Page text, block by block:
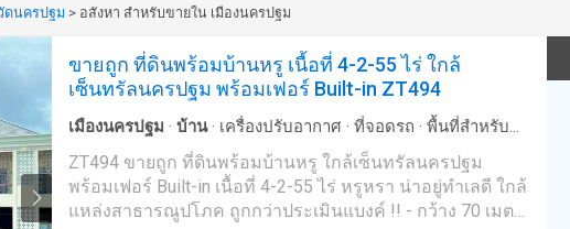
ดนครปฐม > อสังหา สำหรับขายใน เมืองนครปฐม
ขายถูก ที่ดินพร้อมบ้านหรู เนื้อที่ 4-2-55 ไร่ ใกล้
เซ็นทรัลนครปฐม พร้อมเฟอร์ Built-in ZT494
เมืองนครปฐม · บ้าน · เครื่องปรับอากาศ · ที่จอดรถ · พื้นที่สำหรับ
เด็ก·สวน เตาย่าง· ยิม· ยาม สระว่ายน้ำ
ZT494 ขายถูก ที่ดินพร้อมบ้านหรู ใกล้เซ็นทรัลนครปฐม
พร้อมเฟอร์ Built-in เนื้อที่ 4-2-55 ไร่ หรูหรา น่าอยู่ทำเลดี ใกล้
แหล่งสาธารณูปโภค ถูกกว่าประเมินแบงค์ !! - กว้าง 70 เมตร